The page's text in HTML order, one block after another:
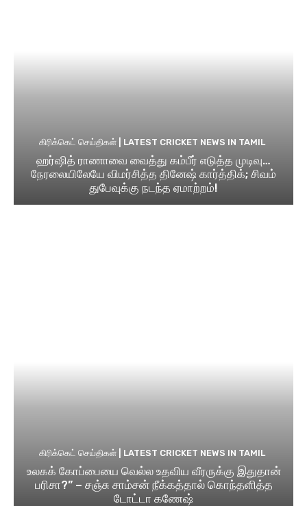
கிரிக்கெட் செய்திகள் | LATEST CRICKET NEWS IN TAMIL
ஹர்ஷித் ராணாவை வைத்து கம்பீர் எடுத்த முடிவு…
நேரலையிலேயே விமர்சித்த தினேஷ் கார்த்திக்; சிவம்
துபேவுக்கு நடந்த ஏமாற்றம்!
கிரிக்கெட் செய்திகள் | LATEST CRICKET NEWS IN TAMIL
உலகக் கோப்பையை வெல்ல உதவிய வீரருக்கு இதுதான்
பரிசா?” – சஞ்சு சாம்சன் நீக்கத்தால் கொந்தளித்த
டோட்டா கணேஷ்